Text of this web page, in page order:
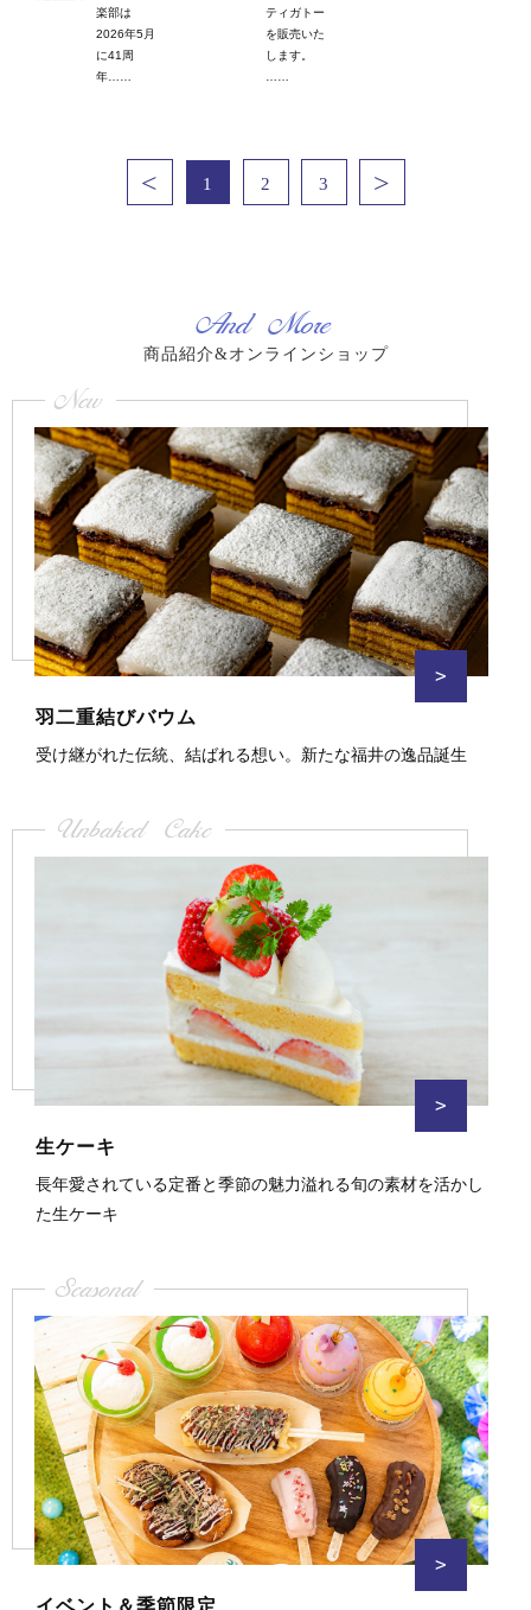
楽部は
2026年5月
に41周
年……
ティガトー
を販売いた
します。
< 1 2 3 >
And More
商品紹介&オンラインショップ
New
>
羽二重結びバウム
受け継がれた伝統、結ばれる想い。新たな福井の逸品誕生
Unbaked Cake
>
生ケーキ
長年愛されている定番と季節の魅力溢れる旬の素材を活かし
た生ケーキ
Seasonal
>
イベント＆季節限定